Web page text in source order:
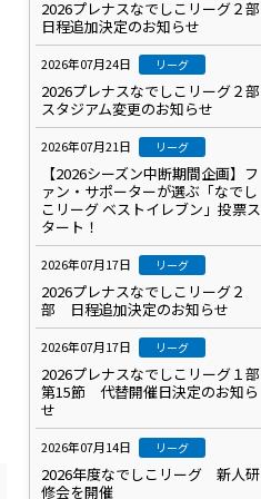
2026プレナスなでしこリーグ２部
日程追加決定のお知らせ
2026年07月24日 リーグ
2026プレナスなでしこリーグ２部
スタジアム変更のお知らせ
2026年07月21日 リーグ
【2026シーズン中断期間企画】フ
ァン・サポーターが選ぶ「なでし
こリーグ ベストイレブン」投票ス
タート！
2026年07月17日 リーグ
2026プレナスなでしこリーグ２
部 日程追加決定のお知らせ
2026年07月17日 リーグ
2026プレナスなでしこリーグ１部
第15節 代替開催日決定のお知ら
せ
2026年07月14日 リーグ
2026年度なでしこリーグ 新人研
修会を開催